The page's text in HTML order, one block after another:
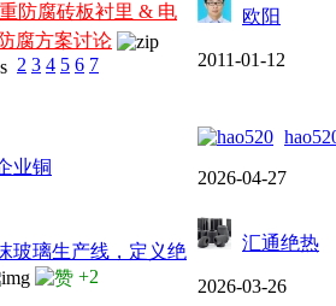
重防腐砖板衬里 & 电
腐方案讨论
2 3 4 5 6 7
欧阳
2011-01-12
业铜
2026-04-27
玻璃生产线，定义绝
+2
汇通绝热
2026-03-26